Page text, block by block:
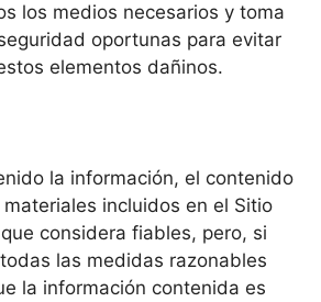
los medios necesarios y toma
oportunas para evitar
elementos dañinos.
la información, el contenido
incluidos en el Sitio
considera fiables, pero, si
las medidas razonables
la información contenida es